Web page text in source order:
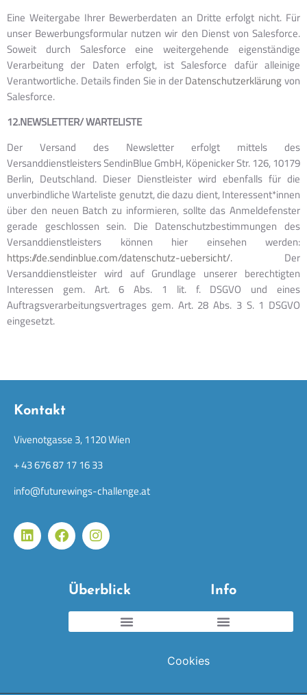
Eine Weitergabe Ihrer Bewerberdaten an Dritte erfolgt nicht. Für
unser Bewerbungsformular nutzen wir den Dienst von Salesforce.
Soweit durch Salesforce eine weitergehende eigenständige
Verarbeitung der Daten erfolgt, ist Salesforce dafür alleinige
Verantwortliche. Details finden Sie in derDatenschutzerklärungvon
Salesforce.
12.NEWSLETTER/ WARTELISTE
Der Versand des Newsletter erfolgt mittels des
Versanddienstleisters SendinBlue GmbH, Köpenicker Str. 126, 10179
Berlin, Deutschland. Dieser Dienstleister wird ebenfalls für die
unverbindliche Warteliste genutzt, die dazu dient, Interessent*innen
über den neuen Batch zu informieren, sollte das Anmeldefenster
gerade geschlossen sein. Die Datenschutzbestimmungen des
Versanddienstleisters können hier einsehen werden:
https://de.sendinblue.com/datenschutz-uebersicht/. Der
Versanddienstleister wird auf Grundlage unserer berechtigten
Interessen gem. Art. 6 Abs. 1 lit. f. DSGVO und eines
Auftragsverarbeitungsvertrages gem. Art. 28 Abs. 3 S. 1 DSGVO
eingesetzt.
Kontakt
Vivenotgasse 3, 1120 Wien
+ 43 676 87 17 16 33
info@futurewings-challenge.at
Überblick Info
Cookies